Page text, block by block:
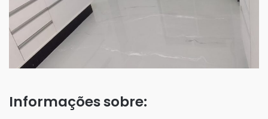
Informações sobre: